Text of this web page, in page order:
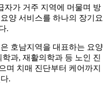
자가 거주 지역에 머물며 방
양 서비스를 하나의 장기요
.
호남지역을 대표하는 요양
과, 재활의학과 등 노인 진
며 치매 진단부터 케어까지
.